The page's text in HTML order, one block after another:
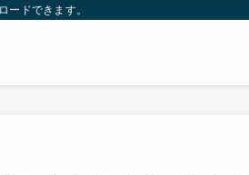
ードできます。